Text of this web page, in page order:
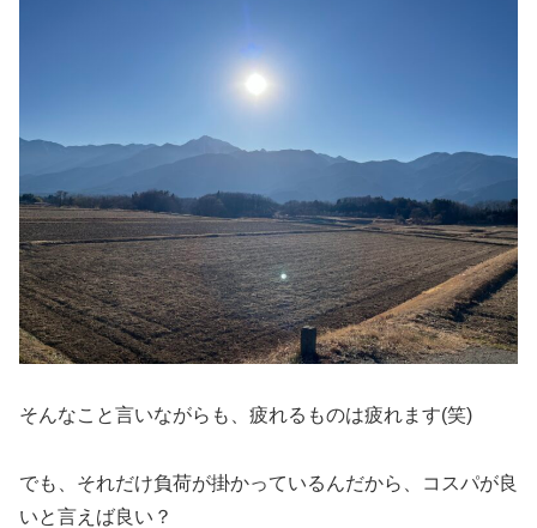
そんなこと言いながらも、疲れるものは疲れます(笑)
でも、それだけ負荷が掛かっているんだから、コスパが良
いと言えば良い？